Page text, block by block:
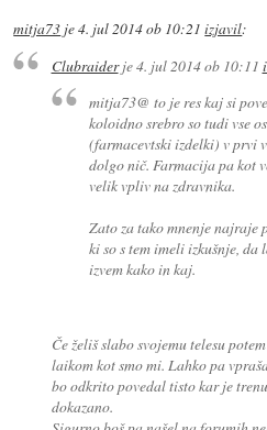
mitja73 je4. jul 2014 ob 10:21 izjavil:
Clubraiderje4. jul 2014 ob 10:11
mitja73@ to je res kaj si
koloidno srebro so tudi vse
(farmacevtski izdelki) v prvi
dolgo nič. Farmacija pa kot
velik vpliv na zdravnika.
Zato za tako mnenje najraje
ki so s tem imeli izkušnje, da
izvem kako in kaj.
Če želiš slabo svojemu telesu
laikom kot smo mi. Lahko pa
bo odkrito povedal tisto kar je
dokazano.